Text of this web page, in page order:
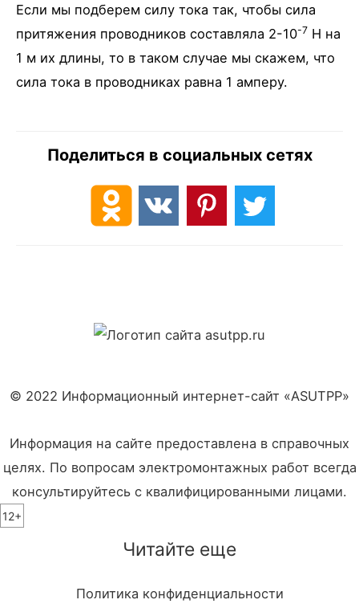
Если мы подберем силу тока так, чтобы сила
притяжения проводников составляла 2-10-7 Н на
1 м их длины, то в таком случае мы скажем, что
сила тока в проводниках равна 1 амперу.
Поделиться в социальных сетях
© 2022 Информационный интернет-сайт «ASUTPP»
Информация на сайте предоставлена в справочных
целях. По вопросам электромонтажных работ всегда
консультируйтесь с квалифицированными лицами.
12+
Читайте еще
Политика конфиденциальности